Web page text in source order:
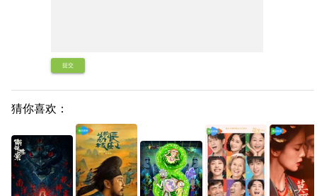
提交
猜你喜欢：